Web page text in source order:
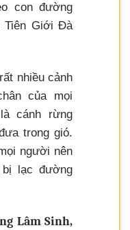
con đường
Tiên Giới Đà
nhiều cảnh
của mọi
cánh rừng
trong gió.
người nên
bị lạc đường
Lâm Sinh,